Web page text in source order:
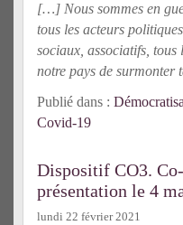
[…] Nous sommes en
tous les acteurs
sociaux, associatifs,
notre pays de surmonter
Publié dans :
Covid-19
Dispositif CO3.
présentation le 4
lundi 22 février 2021